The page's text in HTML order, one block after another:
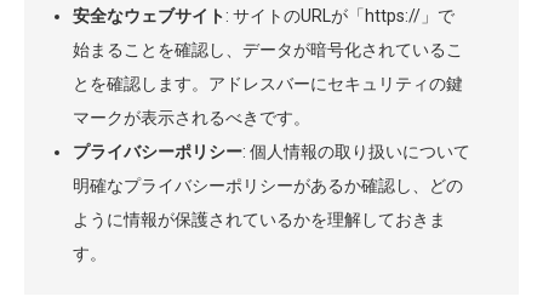
安全なウェブサイト: サイトのURLが「https://」で
始まることを確認し、データが暗号化されているこ
とを確認します。アドレスバーにセキュリティの鍵
マークが表示されるべきです。
プライバシーポリシー: 個人情報の取り扱いについて
明確なプライバシーポリシーがあるか確認し、どの
ように情報が保護されているかを理解しておきま
す。